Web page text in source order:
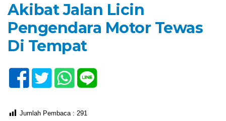
Akibat Jalan Licin
Pengendara Motor Tewas
Di Tempat
Jumlah Pembaca : 291